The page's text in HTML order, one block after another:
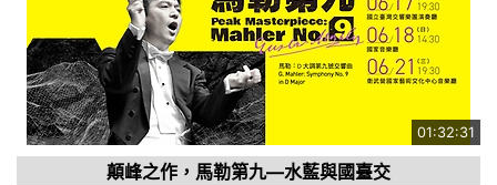
01:32:31
顛峰之作，馬勒第九—水藍與國臺交